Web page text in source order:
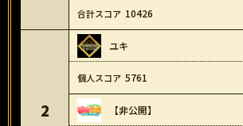
10426
2
ユキ
5761
【非公開】